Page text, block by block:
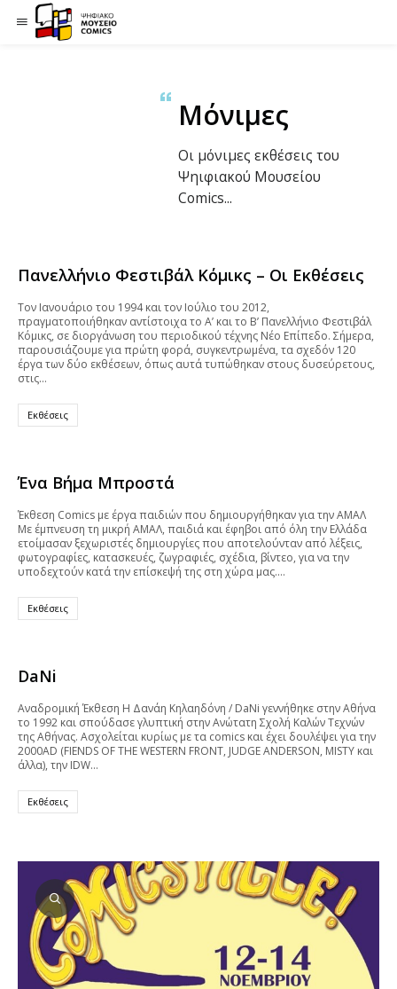
Μόνιμες
Οι μόνιμες εκθέσεις του
Ψηιφιακού Μουσείου
Comics...
Πανελλήνιο Φεστιβάλ Κόμικς – Οι Εκθέσεις
Τον Ιανουάριο του 1994 και τον Ιούλιο του 2012,
πραγματοποιήθηκαν αντίστοιχα το Α’ και το Β’ Πανελλήνιο Φεστιβάλ
Κόμικς, σε διοργάνωση του περιοδικού τέχνης Νέο Επίπεδο. Σήμερα,
παρουσιάζουμε για πρώτη φορά, συγκεντρωμένα, τα σχεδόν 120
έργα των δύο εκθέσεων, όπως αυτά τυπώθηκαν στους δυσεύρετους,
στις…
Εκθέσεις
Ένα Βήμα Μπροστά
Έκθεση Comics με έργα παιδιών που δημιουργήθηκαν για την ΑΜΑΛ
Με έμπνευση τη μικρή ΑΜΑΛ, παιδιά και έφηβοι από όλη την Ελλάδα
ετοίμασαν ξεχωριστές δημιουργίες που αποτελούνταν από λέξεις,
φωτογραφίες, κατασκευές, ζωγραφιές, σχέδια, βίντεο, για να την
υποδεχτούν κατά την επίσκεψή της στη χώρα μας.…
Εκθέσεις
DaNi
Αναδρομική Έκθεση Η Δανάη Κηλαηδόνη / DaΝi γεννήθηκε στην Αθήνα
το 1992 και σπούδασε γλυπτική στην Ανώτατη Σχολή Καλών Τεχνών
της Αθήνας. Ασχολείται κυρίως με τα comics και έχει δουλέψει για την
2000AD (FIENDS OF THE WESTERN FRONT, JUDGE ANDERSON, MISTY και
άλλα), την IDW…
Εκθέσεις